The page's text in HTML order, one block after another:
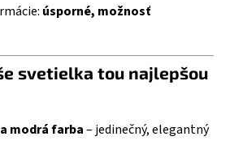
úsporné, možnosť
svetielka tou najlepšou
modrá farba– jedinečný, elegantný